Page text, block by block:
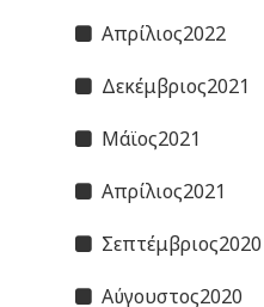
Απρίλιος2022
Δεκέμβριος2021
Μάϊος2021
Απρίλιος2021
Σεπτέμβριος2020
Αύγουστος2020